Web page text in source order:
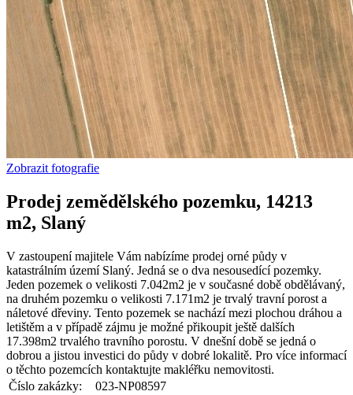
Zobrazit fotografie
Prodej zemědělského pozemku, 14213
m2, Slaný
V zastoupení majitele Vám nabízíme prodej orné půdy v
katastrálním území Slaný. Jedná se o dva nesousedící pozemky.
Jeden pozemek o velikosti 7.042m2 je v současné době obdělávaný,
na druhém pozemku o velikosti 7.171m2 je trvalý travní porost a
náletové dřeviny. Tento pozemek se nachází mezi plochou dráhou a
letištěm a v případě zájmu je možné přikoupit ještě dalších
17.398m2 trvalého travního porostu. V dnešní době se jedná o
dobrou a jistou investici do půdy v dobré lokalitě. Pro více informací
o těchto pozemcích kontaktujte makléřku nemovitosti.
Číslo zakázky:
023-NP08597